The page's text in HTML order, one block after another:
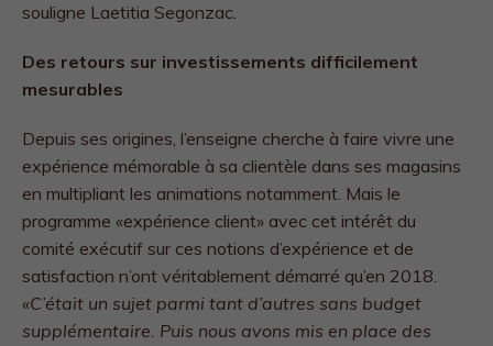
souligne Laetitia Segonzac.
Des retours sur investissements difficilement
mesurables
Depuis ses origines, l’enseigne cherche à faire vivre une
expérience mémorable à sa clientèle dans ses magasins
en multipliant les animations notamment. Mais le
programme «expérience client» avec cet intérêt du
comité exécutif sur ces notions d’expérience et de
satisfaction n’ont véritablement démarré qu’en 2018.
«C’était un sujet parmi tant d’autres sans budget
supplémentaire. Puis nous avons mis en place des